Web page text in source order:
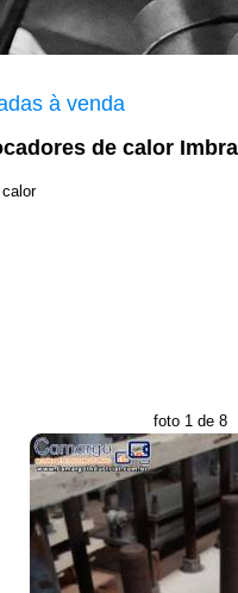
à venda
de calor
foto 1 de 8